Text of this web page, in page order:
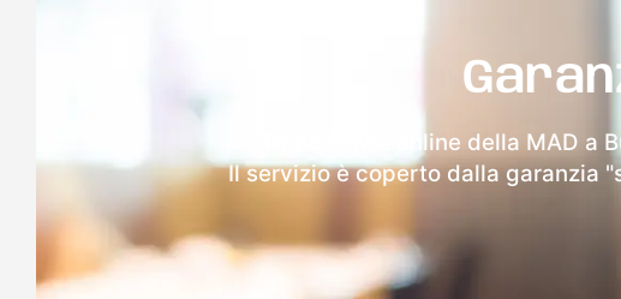
Dopo l'invio online della MAD
Il servizio è coperto dalla garanzia